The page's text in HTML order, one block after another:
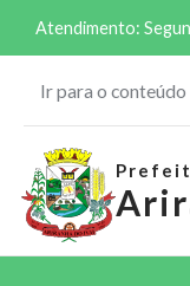
Atendimento:
Ir para o conteúdo